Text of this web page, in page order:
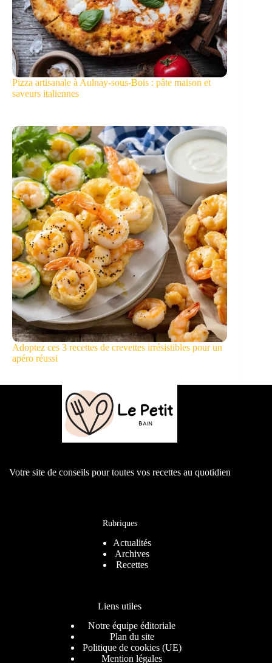
Pizza artisanale à Aulnay-sous-Bois : pâte maison et
saveurs italiennes
Adoptez ces 3 recettes de crevettes irrésistibles pour un
apéro réussi
Votre site de conseils pour toutes vos recettes au quotidien
Rubriques
Actualités
Archives
Recettes
Liens utiles
Notre équipe éditoriale
Plan du site
Politique de cookies (UE)
Mention légales